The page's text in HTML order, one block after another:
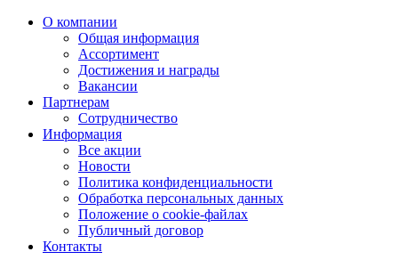
О компании
Общая информация
Ассортимент
Достижения и награды
Вакансии
Партнерам
Сотрудничество
Информация
Все акции
Новости
Политика конфиденциальности
Обработка персональных данных
Положение о cookie-файлах
Публичный договор
Контакты